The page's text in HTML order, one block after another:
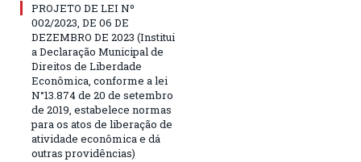
PROJETO DE LEI Nº
002/2023, DE 06 DE
DEZEMBRO DE 2023 (Institui
a Declaração Municipal de
Direitos de Liberdade
Econômica, conforme a lei
N°13.874 de 20 de setembro
de 2019, estabelece normas
para os atos de liberação de
atividade econômica e dá
outras providências)